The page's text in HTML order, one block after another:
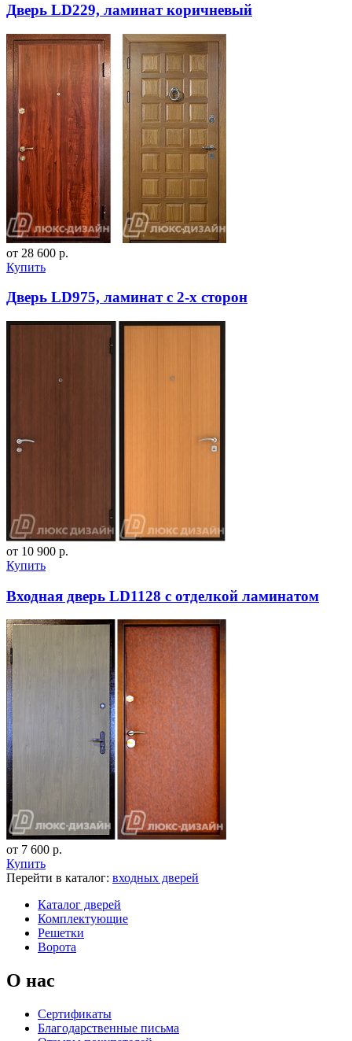
Дверь LD229, ламинат коричневый
от 28 600 р.
Купить
Дверь LD975, ламинат с 2-х сторон
от 10 900 р.
Купить
Входная дверь LD1128 с отделкой ламинатом
от 7 600 р.
Купить
Перейти в каталог: входных дверей
Каталог дверей
Комплектующие
Решетки
Ворота
О нас
Сертификаты
Благодарственные письма